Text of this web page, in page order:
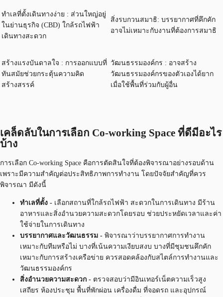
ทำเลที่ตั้งเดินทางง่าย : ส่วนใหญ่อยู่
ในย่านธุรกิจ (CBD) ใกล้รถไฟฟ้า
เดินทางสะดวก
สิ่งรบกวนสมาธิ: บรรยากาศที่คึกคัก
อาจไม่เหมาะกับงานที่ต้องการสมาธิ
สร้างแรงบันดาลใจ : การออกแบบที่
ทันสมัยช่วยกระตุ้นความคิด
สร้างสรรค์
วัฒนธรรมองค์กร : อาจสร้าง
วัฒนธรรมองค์กรของตัวเองได้ยาก
เมื่อใช้พื้นที่ร่วมกับผู้อื่น
เคล็ดลับในการเลือก Co-working Space ที่ดีมีอะไร
บ้าง
การเลือก Co-working Space คือการตัดสินใจที่ต้องพิจารณาอย่างรอบด้าน
เพราะมีความสำคัญต่อประสิทธิภาพการทำงาน โดยปัจจัยสำคัญที่ควร
พิจารณา มีดังนี้
ทำเลที่ตั้ง - เลือกสถานที่ใกล้รถไฟฟ้า สะดวกในการเดินทาง มีร้าน
อาหารและสิ่งอำนวยความสะดวกโดยรอบ ช่วยประหยัดเวลาและค่า
ใช้จ่ายในการเดินทาง
บรรยากาศและวัฒนธรรม - พิจารณาว่าบรรยากาศการทำงาน
เหมาะกับทีมหรือไม่ บางที่เน้นความเงียบสงบ บางที่มีชุมชนคึกคัก
เหมาะกับการสร้างเครือข่าย ควรสอดคล้องกับสไตล์การทำงานและ
วัฒนธรรมองค์กร
สิ่งอำนวยความสะดวก - ตรวจสอบว่ามีอินเทอร์เน็ตความเร็วสูง
เสถียร ห้องประชุม พื้นที่พักผ่อน เครื่องดื่ม ที่จอดรถ และอุปกรณ์